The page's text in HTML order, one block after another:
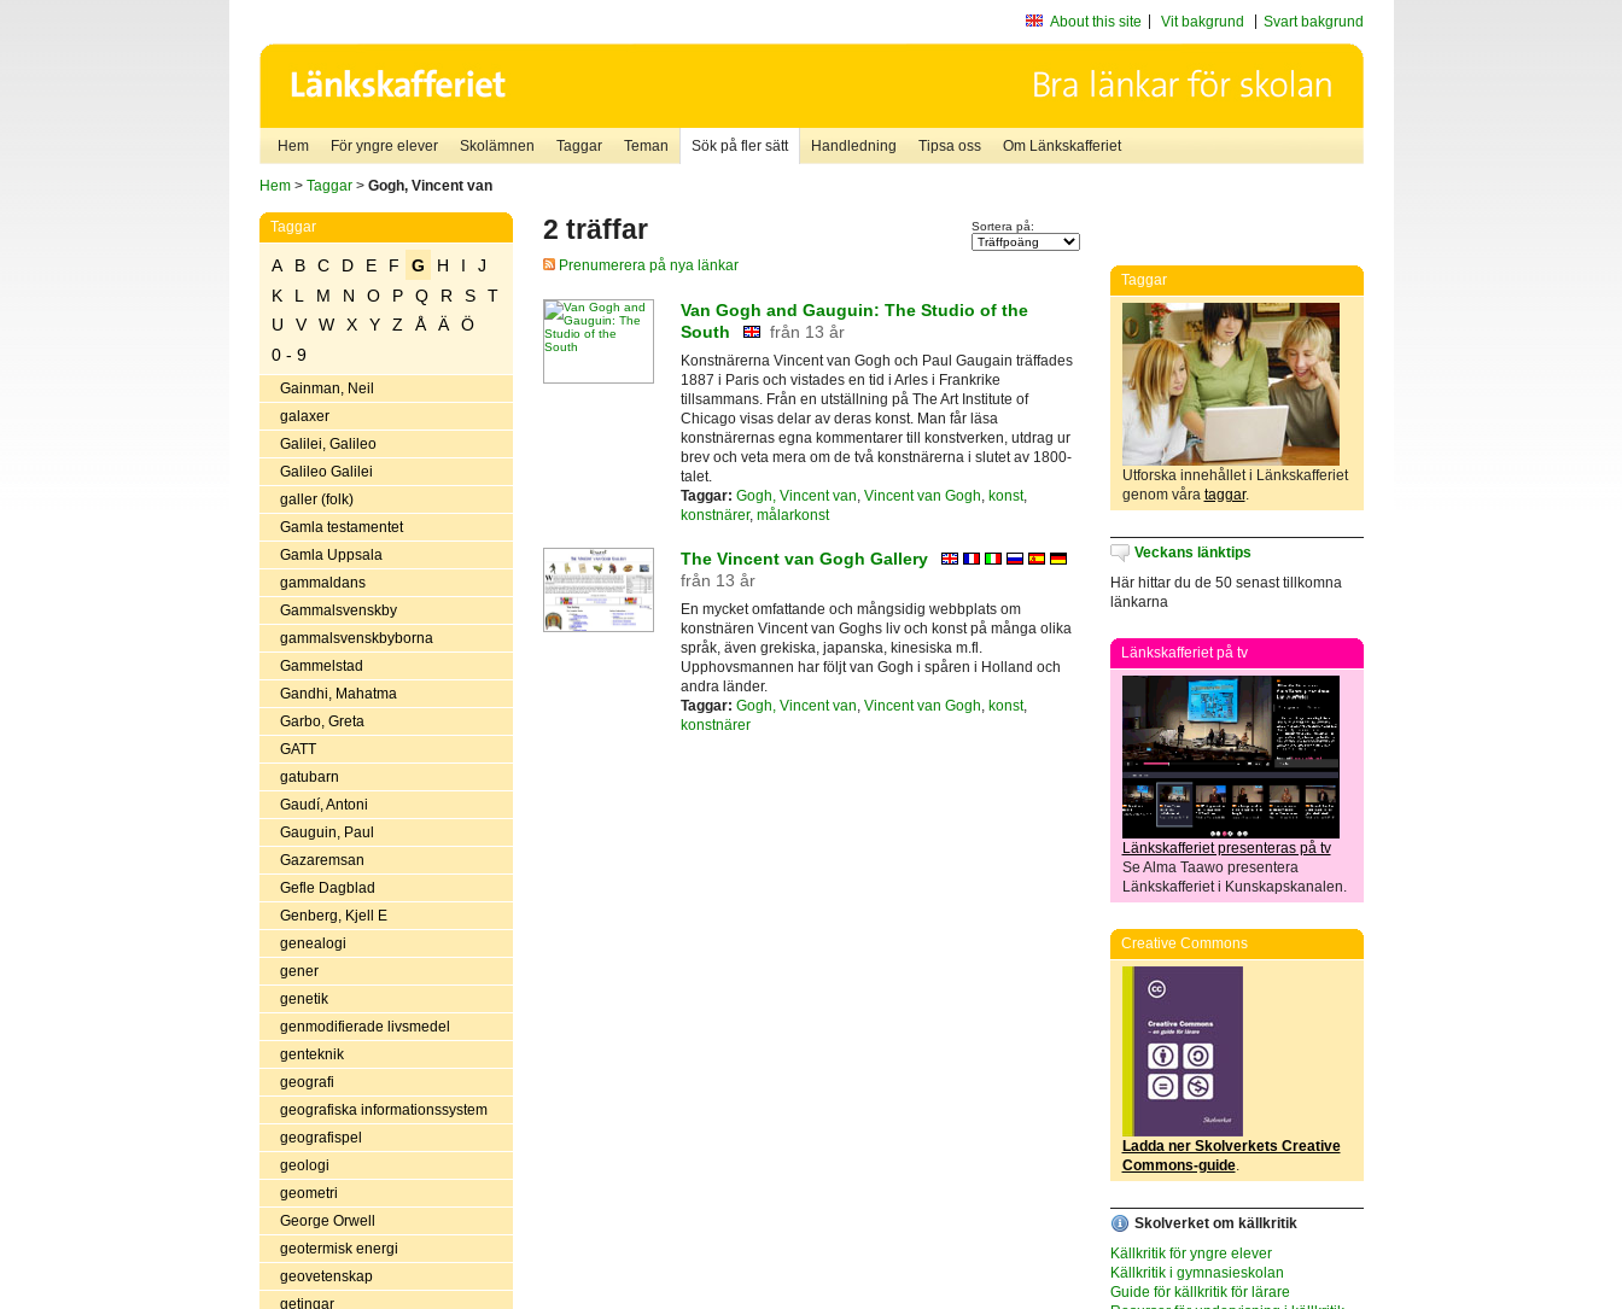
About this site Vit bakgrund Svart bakgrund
Hem För yngre elever Skolämnen Taggar Teman Sök på fler sätt Handledning Tipsa oss Om Länkskafferiet
Hem> Taggar> Gogh, Vincent van
Taggar
A B C D E F G H I
J
K
L M N O P Q R S
T
U
V W X Y Z Å Ä
Ö
0 - 9
Gainman, Neil
galaxer
Galilei, Galileo
Galileo Galilei
galler (folk)
Gamla testamentet
Gamla Uppsala
gammaldans
Gammalsvenskby
gammalsvenskbyborna
Gammelstad
Gandhi, Mahatma
Garbo, Greta
GATT
gatubarn
Gaudí, Antoni
Gauguin, Paul
Gazaremsan
Gefle Dagblad
Genberg, Kjell E
genealogi
gener
genetik
genmodifierade livsmedel
genteknik
geografi
geografiska informationssystem
geografispel
geologi
geometri
George Orwell
geotermisk energi
geovetenskap
getingar
2 träffar Sortera på:
Prenumerera på nya länkar
Van Gogh and Gauguin: The Studio of the
South
från 13 år
Konstnärerna Vincent van Gogh och Paul Gaugain träffades
1887 i Paris och vistades en tid i Arles i Frankrike
tillsammans. Från en utställning på The Art Institute of
Chicago visas delar av deras konst. Man får läsa
konstnärernas egna kommentarer till konstverken, utdrag ur
brev och veta mera om de två konstnärerna i slutet av 1800-
talet.
Taggar: Gogh, Vincent van Vincent van Gogh konst,
konstnärer, målarkonst
The Vincent van Gogh Gallery
från 13 år
En mycket omfattande och mångsidig webbplats om
konstnären Vincent van Goghs liv och konst på många olika
språk, även grekiska, japanska, kinesiska m.fl.
Upphovsmannen har följt van Gogh i spåren i Holland och
andra länder.
Taggar: Gogh, Vincent van, Vincent van Gogh, konst,
konstnärer
Taggar
Utforska innehållet i Länkskafferiet
genom våra taggar.
Veckans länktips
Här hittar du de 50 senast tillkomna
länkarna
Länkskafferiet på tv
Länkskafferiet presenteras på tv
Se Alma Taawo presentera
Länkskafferiet i Kunskapskanalen.
Creative Commons
Ladda ner Skolverkets Creative
Commons-guide.
Skolverket om källkritik
Källkritik för yngre elever
Källkritik i gymnasieskolan
Guide för källkritik för lärare